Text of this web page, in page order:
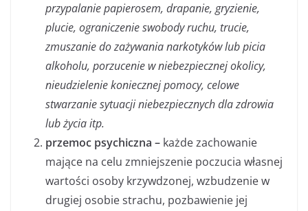
przypalanie papierosem, drapanie, gryzienie,
plucie, ograniczenie swobody ruchu, trucie,
zmuszanie do zażywania narkotyków lub picia
alkoholu, porzucenie w niebezpiecznej okolicy,
nieudzielenie koniecznej pomocy, celowe
stwarzanie sytuacji niebezpiecznych dla zdrowia
lub życia itp.
przemoc psychiczna – każde zachowanie
mające na celu zmniejszenie poczucia własnej
wartości osoby krzywdzonej, wzbudzenie w
drugiej osobie strachu, pozbawienie jej